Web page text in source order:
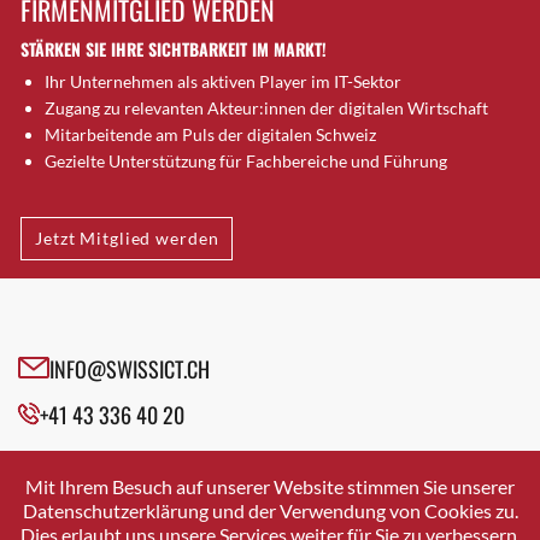
Brugg AG
Brütten
Bubendorf
Bubikon
Buchs (SG)
Bäretswil
Bülach
Cazis
Crissier
Davos Platz
Dierikon
Dietikon
FIRMENMITGLIED WERDEN
STÄRKEN SIE IHRE SICHTBARKEIT IM MARKT!
Ihr Unternehmen als aktiven Player im IT-Sektor
Zugang zu relevanten Akteur:innen der digitalen Wirtschaft
Mitarbeitende am Puls der digitalen Schweiz
Gezielte Unterstützung für Fachbereiche und Führung
Jetzt Mitglied werden
INFO@SWISSICT.CH
+41 43 336 40 20
SWISSICT
VULKANSTRASSE 120
8048 ZURICH
Mit Ihrem Besuch auf unserer Website stimmen Sie unserer
Datenschutzerklärung und der Verwendung von Cookies zu.
Dies erlaubt uns unsere Services weiter für Sie zu verbessern.